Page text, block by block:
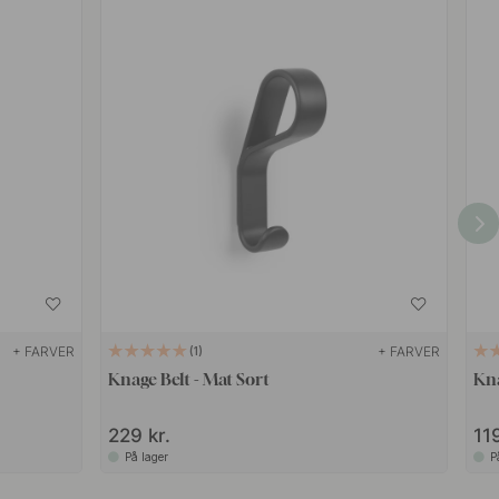
+ FARVER 1 + FARVER
Knage Belt - Mat Sort
229 kr.
På lager